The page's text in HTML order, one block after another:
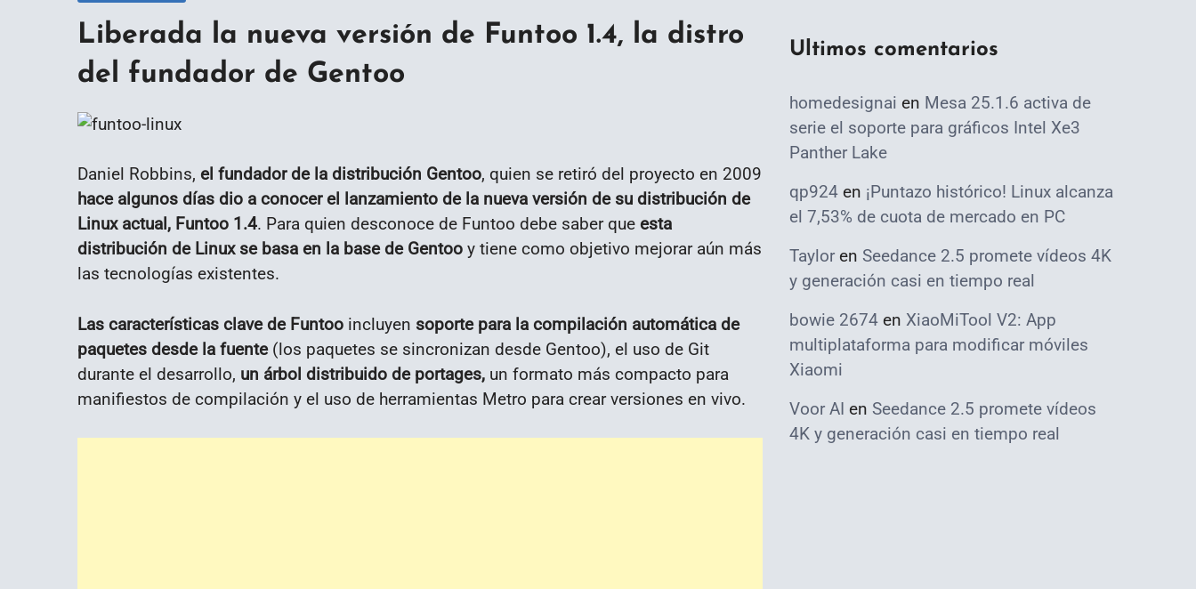
Liberada la nueva versión de Funtoo 1.4, la distro
del fundador de Gentoo
Daniel Robbins, el fundador de la distribución Gentoo, quien se retiró del proyecto en 2009
hace algunos días dio a conocer el lanzamiento de la nueva versión de su distribución de
Linux actual, Funtoo 1.4. Para quien desconoce de Funtoo debe saber que esta
distribución de Linux se basa en la base de Gentoo y tiene como objetivo mejorar aún más
las tecnologías existentes.
Las características clave de Funtoo incluyen soporte para la compilación automática de
paquetes desde la fuente(los paquetes se sincronizan desde Gentoo), el uso de Git
durante el desarrollo, un árbol distribuido de portages, un formato más compacto para
manifiestos de compilación y el uso de herramientas Metro para crear versiones en vivo.
Ultimos comentarios
homedesignai en Mesa 25.1.6 activa de
serie el soporte para gráficos Intel Xe3
Panther Lake
qp924 en ¡Puntazo histórico! Linux alcanza
el 7,53% de cuota de mercado en PC
Taylor en Seedance 2.5 promete vídeos 4K
y generación casi en tiempo real
bowie 2674 en XiaoMiTool V2: App
multiplataforma para modificar móviles
Xiaomi
Voor AI en Seedance 2.5 promete vídeos
4K y generación casi en tiempo real